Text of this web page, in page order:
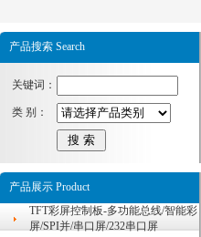
产品搜索 Search
关键词：
类 别：
产品展示 Product
TFT彩屏控制板-多功能总线/智能彩
屏/SPI并/串口屏/232串口屏